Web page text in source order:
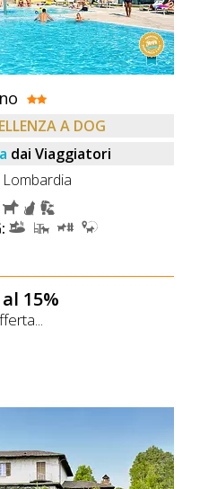
A DOG
dai Viaggiatori
15%